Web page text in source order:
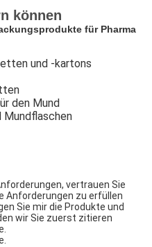
können
für Pharma
und -kartons
den Mund
Mundflaschen
vertrauen Sie
Anforderungen zu erfüllen
Sie mir die Produkte und
wir Sie zuerst zitieren